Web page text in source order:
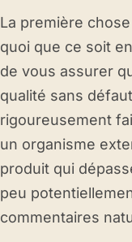
La première
quoi que ce soit
de vous assurer
qualité sans
rigoureusement
un organisme
produit qui
peu
commentaires